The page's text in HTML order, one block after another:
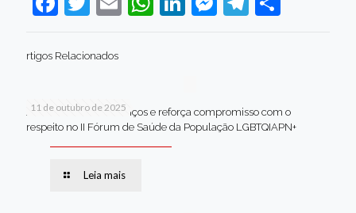
rtigos Relacionados
11 de outubro de 2025
Jaboatão celebra avanços e reforça compromisso com o
respeito no II Fórum de Saúde da População LGBTQIAPN+
Leia mais